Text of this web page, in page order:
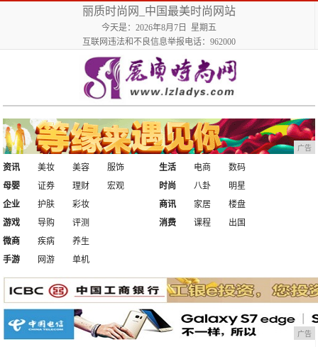
丽质时尚网_中国最美时尚网站
今天是：2026年8月7日 星期五
互联网违法和不良信息举报电话：962000
广告
资讯 美妆 美容
服饰
母婴
证券 理财 宏观
生活 电商
数码
时尚
八卦
明星
企业
护肤
彩妆
游戏
导购 评测
商讯 家居
楼盘
消费
课程
出国
微商
疾病
养生
手游
网游 单机
广告